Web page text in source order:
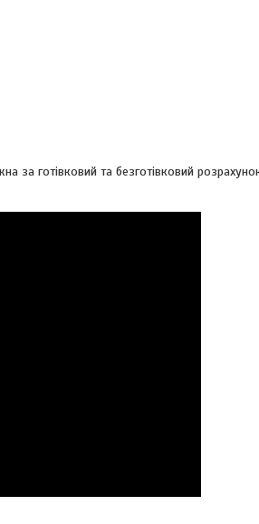
за готівковий та безготівковий